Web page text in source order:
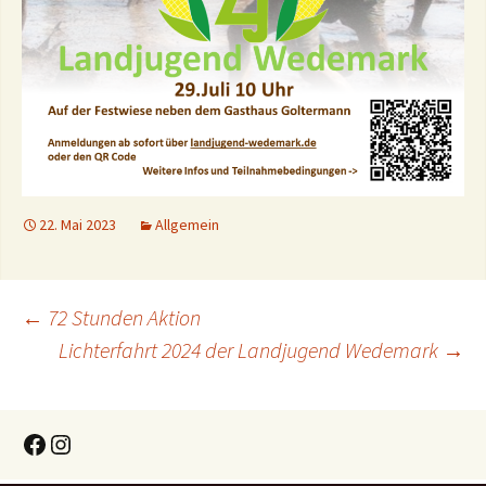
22. Mai 2023 Allgemein
Beitragsnavigation
← 72 Stunden Aktion
Lichterfahrt 2024 der Landjugend Wedemark →
Facebook
Instagram